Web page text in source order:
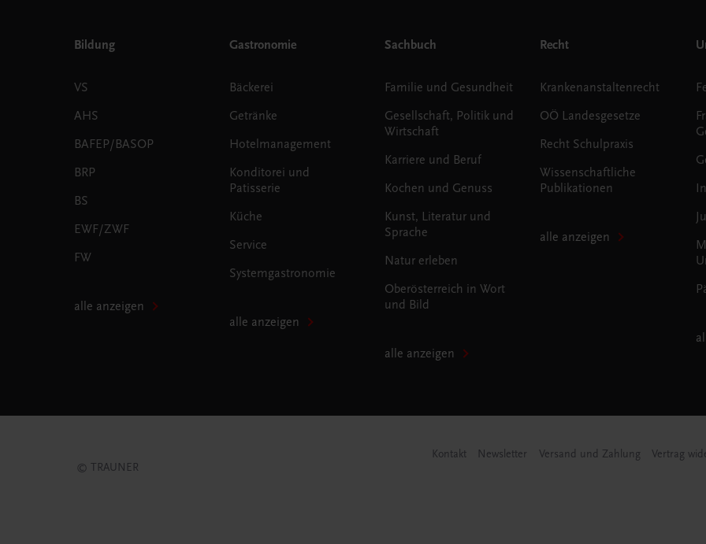
Bildung
VS
AHS
BAFEP/BASOP
BRP
BS
EWF/ZWF
FW
alle anzeigen
Gastronomie
Bäckerei
Getränke
Hotelmanagement
Konditorei und
Patisserie
Küche
Service
Systemgastronomie
alle anzeigen
Sachbuch
Familie und Gesundheit
Gesellschaft, Politik und
Wirtschaft
Karriere und Beruf
Kochen und Genuss
Kunst, Literatur und
Sprache
Natur erleben
Oberösterreich in Wort
und Bild
alle anzeigen
Recht
Krankenanstaltenrecht
OÖ Landesgesetze
Recht Schulpraxis
Wissenschaftliche
Publikationen
alle anzeigen
© TRAUNER
Kontakt Newsletter Versand und Zahlung Vertrag